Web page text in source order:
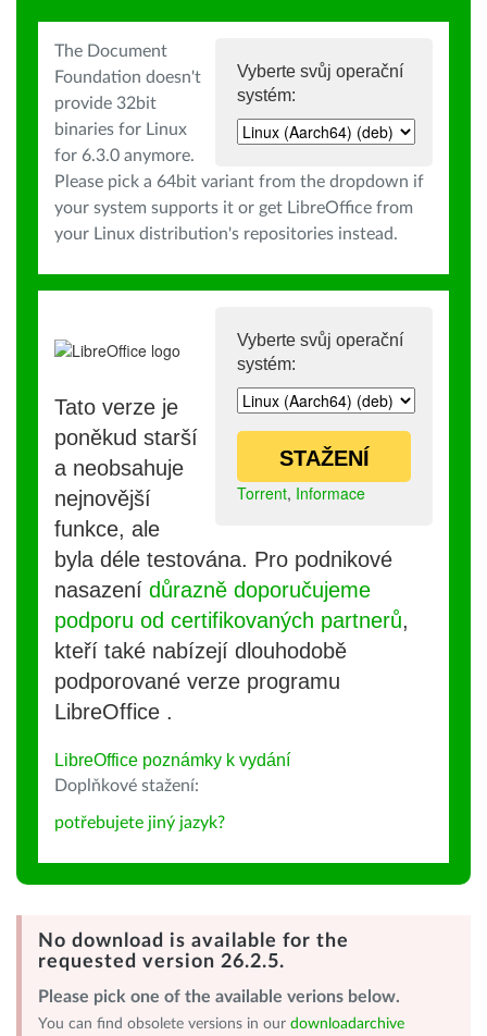
Vyberte svůj operační
systém:
The Document
Foundation doesn't
provide 32bit
binaries for Linux
for 6.3.0 anymore.
Please pick a 64bit variant from the dropdown if
your system supports it or get LibreOffice from
your Linux distribution's repositories instead.
Vyberte svůj operační
systém:
STAŽENÍ
Torrent, Informace
Tato verze je
poněkud starší
a neobsahuje
nejnovější
funkce, ale
byla déle testována. Pro podnikové
nasazení důrazně doporučujeme
podporu od certifikovaných partnerů,
kteří také nabízejí dlouhodobě
podporované verze programu
LibreOffice .
LibreOffice poznámky k vydání
Doplňkové stažení:
potřebujete jiný jazyk?
No download is available for the
requested version 26.2.5.
Please pick one of the available verions below.
You can find obsolete versions in our downloadarchive